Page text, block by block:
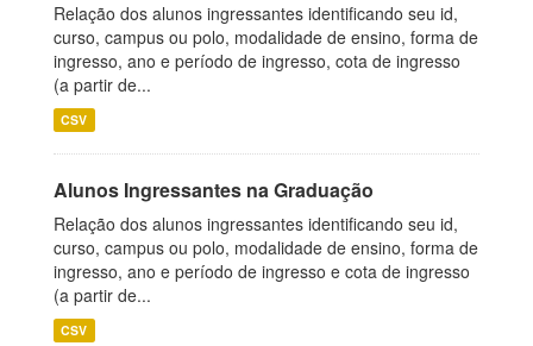
Relação dos alunos ingressantes identificando seu id,
curso, campus ou polo, modalidade de ensino, forma de
ingresso, ano e período de ingresso, cota de ingresso
(a partir de...
CSV
Alunos Ingressantes na Graduação
Relação dos alunos ingressantes identificando seu id,
curso, campus ou polo, modalidade de ensino, forma de
ingresso, ano e período de ingresso e cota de ingresso
(a partir de...
CSV